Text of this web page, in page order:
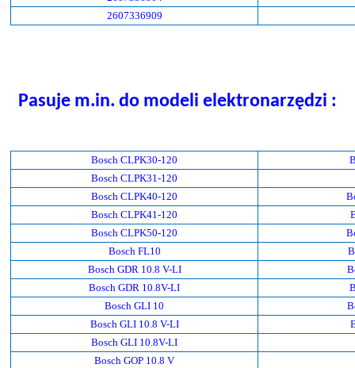
2607336909
Pasuje m.in. do modeli elektronarzędzi :
Bosch CLPK30-120
Bosch CLPK31-120
Bosch CLPK40-120
Bosch CLPK41-120
Bosch CLPK50-120
Bosch FL10
Bosch GDR 10.8 V-LI
Bosch GDR 10.8V-LI
Bosch GLI 10
Bosch GLI 10.8 V-LI
Bosch GLI 10.8V-LI
Bosch GOP 10.8 V